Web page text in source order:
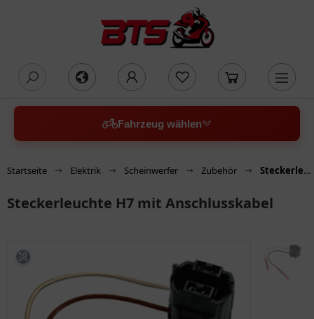
Fahrzeug wählen
Startseite Elektrik Scheinwerfer Zubehör Steckerleuchte H7 mit Anschlusskabel
Steckerleuchte H7 mit Anschlusskabel